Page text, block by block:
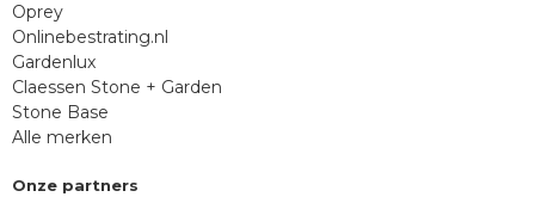
Oprey
Onlinebestrating.nl
Gardenlux
Claessen Stone + Garden
Stone Base
Alle merken
Onze partners